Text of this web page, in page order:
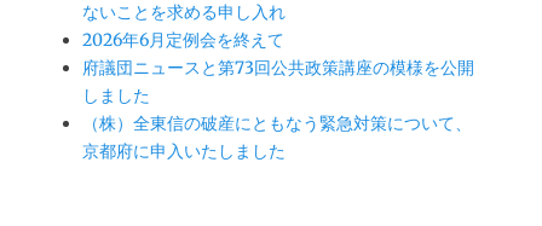
ないことを求める申し入れ
2026年6月定例会を終えて
府議団ニュースと第73回公共政策講座の模様を公開
しました
（株）全東信の破産にともなう緊急対策について、
京都府に申入いたしました